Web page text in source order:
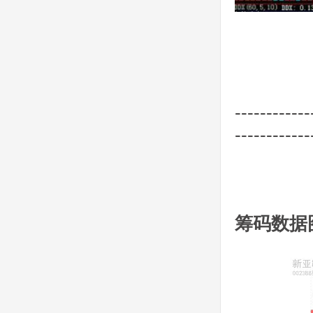
筹码数据